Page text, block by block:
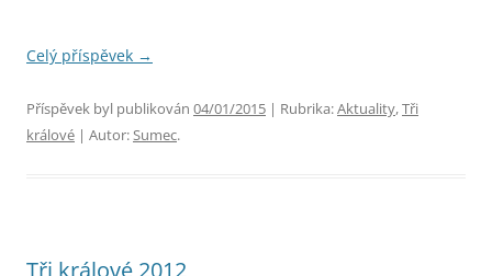
Celý příspěvek →
Příspěvek byl publikován 04/01/2015 | Rubrika:Aktuality,Tři
králové | Autor:Sumec.
Tři králové 2012